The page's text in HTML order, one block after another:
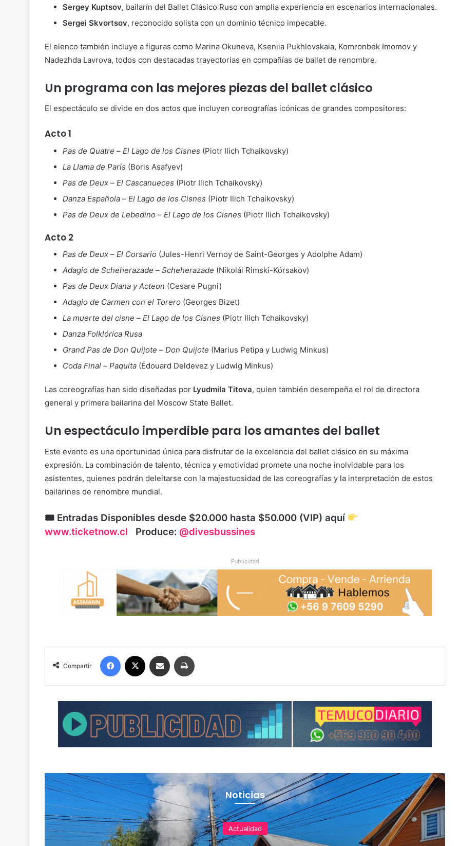
Sergey Kuptsov, bailarín del Ballet Clásico Ruso con amplia experiencia en escenarios internacionales.
Sergei Skvortsov, reconocido solista con un dominio técnico impecable.
El elenco también incluye a figuras como Marina Okuneva, Kseniia Pukhlovskaia, Komronbek Imomov y
Nadezhda Lavrova, todos con destacadas trayectorias en compañías de ballet de renombre.
Un programa con las mejores piezas del ballet clásico
El espectáculo se divide en dos actos que incluyen coreografías icónicas de grandes compositores:
Acto 1
Pas de Quatre – El Lago de los Cisnes (Piotr Ilich Tchaikovsky)
La Llama de París (Boris Asafyev)
Pas de Deux – El Cascanueces (Piotr Ilich Tchaikovsky)
Danza Española – El Lago de los Cisnes (Piotr Ilich Tchaikovsky)
Pas de Deux de Lebedino – El Lago de los Cisnes (Piotr Ilich Tchaikovsky)
Acto 2
Pas de Deux – El Corsario (Jules-Henri Vernoy de Saint-Georges y Adolphe Adam)
Adagio de Scheherazade – Scheherazade (Nikolái Rimski-Kórsakov)
Pas de Deux Diana y Acteon (Cesare Pugni)
Adagio de Carmen con el Torero (Georges Bizet)
La muerte del cisne – El Lago de los Cisnes (Piotr Ilich Tchaikovsky)
Danza Folklórica Rusa
Grand Pas de Don Quijote – Don Quijote (Marius Petipa y Ludwig Minkus)
Coda Final – Paquita (Édouard Deldevez y Ludwig Minkus)
Las coreografías han sido diseñadas por Lyudmila Titova, quien también desempeña el rol de directora
general y primera bailarina del Moscow State Ballet.
Un espectáculo imperdible para los amantes del ballet
Este evento es una oportunidad única para disfrutar de la excelencia del ballet clásico en su máxima
expresión. La combinación de talento, técnica y emotividad promete una noche inolvidable para los
asistentes, quienes podrán deleitarse con la majestuosidad de las coreografías y la interpretación de estos
bailarines de renombre mundial.
🎟 Entradas Disponibles desde $20.000 hasta $50.000 (VIP) aquí
www.ticketnow.cl Produce: @divesbussines
Publicidad
Compartir
Noticias
Actualidad